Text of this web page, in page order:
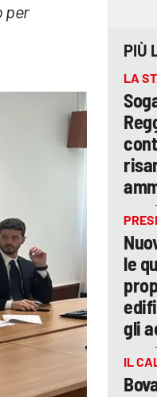
per
PIÙ
LA
le
gli
IL